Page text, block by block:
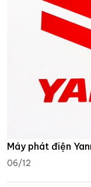
Máy phát điện
06/12